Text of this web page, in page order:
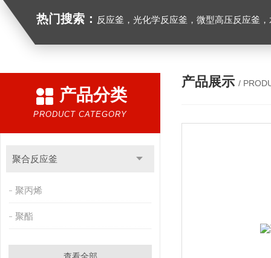
热门搜索： 反应釜，光化学反应釜，微型高压反应釜
产品分类
PRODUCT CATEGORY
聚合反应釜
聚丙烯
聚酯
产品展示 /